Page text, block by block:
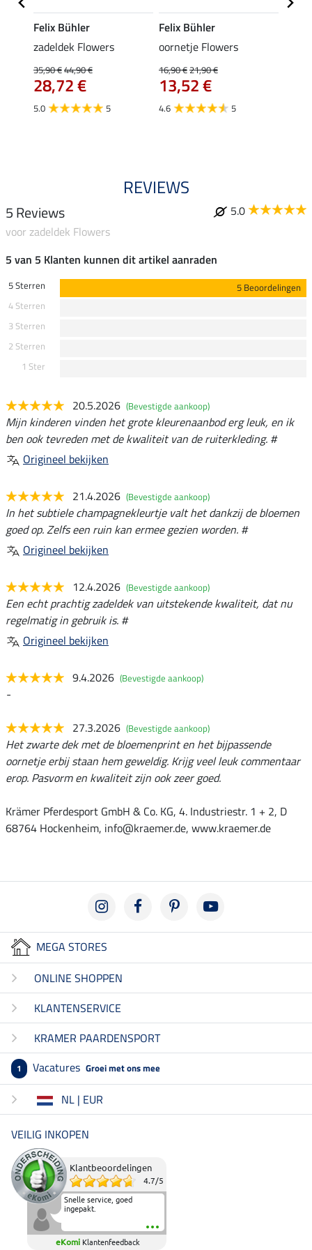
Felix Bühler
zadeldek Flowers
35,90 €44,90 €
28,72 €
5.0 5
Felix Bühler
oornetje Flowers
16,90 €21,90 €
13,52 €
4.6 5
REVIEWS
5 Reviews
5.0
voor zadeldek Flowers
5 van 5 Klanten kunnen dit artikel aanraden
5 Sterren
5 Beoordelingen
4 Sterren
3 Sterren
2 Sterren
1 Ster
20.5.2026 (Bevestigde aankoop)
Mijn kinderen vinden het grote kleurenaanbod erg leuk, en ik
ben ook tevreden met de kwaliteit van de ruiterkleding. #
Origineel bekijken
21.4.2026 (Bevestigde aankoop)
In het subtiele champagnekleurtje valt het dankzij de bloemen
goed op. Zelfs een ruin kan ermee gezien worden. #
Origineel bekijken
12.4.2026 (Bevestigde aankoop)
Een echt prachtig zadeldek van uitstekende kwaliteit, dat nu
regelmatig in gebruik is. #
Origineel bekijken
9.4.2026 (Bevestigde aankoop)
-
27.3.2026 (Bevestigde aankoop)
Het zwarte dek met de bloemenprint en het bijpassende
oornetje erbij staan hem geweldig. Krijg veel leuk commentaar
erop. Pasvorm en kwaliteit zijn ook zeer goed.
Krämer Pferdesport GmbH & Co. KG, 4. Industriestr. 1 + 2, D
68764 Hockenheim, info@kraemer.de, www.kraemer.de
MEGA STORES
ONLINE SHOPPEN
KLANTENSERVICE
KRAMER PAARDENSPORT
1 Vacatures Groei met ons mee
NL | EUR
VEILIG INKOPEN
Klantbeoordelingen
4.7/5
Snelle service, goed
ingepakt.
eKomi Klantenfeedback